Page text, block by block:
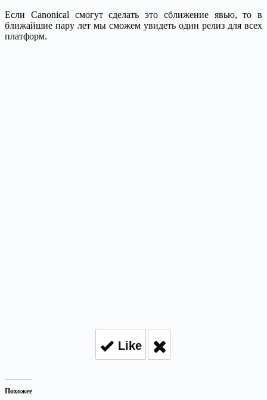
Если Canonical смогут сделать это сближение явью, то в
ближайшие пару лет мы сможем увидеть один релиз для всех
платформ.
Like
Похожее